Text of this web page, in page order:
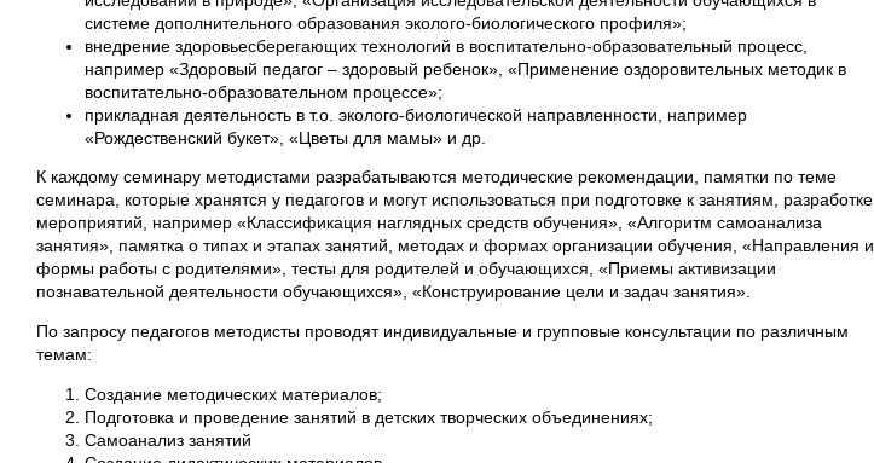
системе дополнительного образования эколого-биологического профиля»;
внедрение здоровьесберегающих технологий в воспитательно-образовательный процесс,
например «Здоровый педагог – здоровый ребенок», «Применение оздоровительных методик в
воспитательно-образовательном процессе»;
прикладная деятельность в т.о. эколого-биологической направленности, например
«Рождественский букет», «Цветы для мамы» и др.
К каждому семинару методистами разрабатываются методические рекомендации, памятки по теме
семинара, которые хранятся у педагогов и могут использоваться при подготовке к занятиям, разработке
мероприятий, например «Классификация наглядных средств обучения», «Алгоритм самоанализа
занятия», памятка о типах и этапах занятий, методах и формах организации обучения, «Направления и
формы работы с родителями», тесты для родителей и обучающихся, «Приемы активизации
познавательной деятельности обучающихся», «Конструирование цели и задач занятия».
По запросу педагогов методисты проводят индивидуальные и групповые консультации по различным
темам:
Создание методических материалов;
Подготовка и проведение занятий в детских творческих объединениях;
Самоанализ занятий